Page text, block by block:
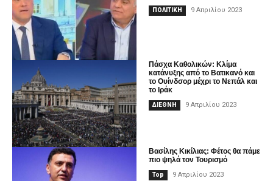
ΠΟΛΙΤΙΚΗ 9 Απριλίου 2023
Πάσχα Καθολικών: Κλίμα
κατάνυξης από το Βατικανό και
το Ουίνδσορ μέχρι το Νεπάλ και
το Ιράκ
ΔΙΕΘΝΗ 9 Απριλίου 2023
Βασίλης Κικίλιας: Φέτος θα πάμε
πιο ψηλά τον Τουρισμό
Top 9 Απριλίου 2023